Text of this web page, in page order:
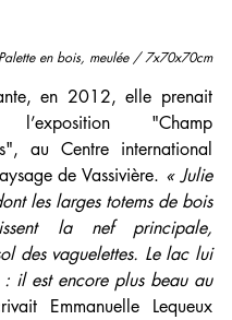
en bois, meulée / 7x70x70cm
en 2012, elle prenait
"Champ
au Centre international
de Vassivière. « Julie
les larges totems de bois
la nef principale,
des vaguelettes. Le lac lui
il est encore plus beau au
Emmanuelle Lequeux